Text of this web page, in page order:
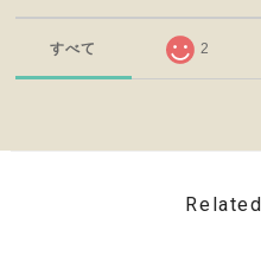
すべて 2